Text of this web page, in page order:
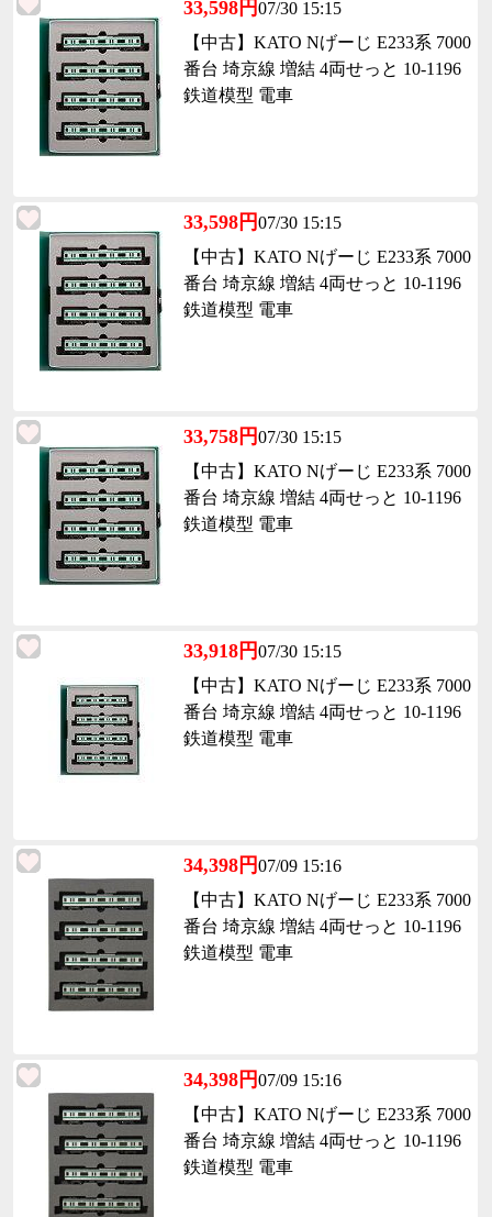
33,598円07/30 15:15
【中古】KATO Nげーじ E233系 7000
番台 埼京線 増結 4両せっと 10-1196
鉄道模型 電車
33,598円07/30 15:15
【中古】KATO Nげーじ E233系 7000
番台 埼京線 増結 4両せっと 10-1196
鉄道模型 電車
33,758円07/30 15:15
【中古】KATO Nげーじ E233系 7000
番台 埼京線 増結 4両せっと 10-1196
鉄道模型 電車
33,918円07/30 15:15
【中古】KATO Nげーじ E233系 7000
番台 埼京線 増結 4両せっと 10-1196
鉄道模型 電車
34,398円07/09 15:16
【中古】KATO Nげーじ E233系 7000
番台 埼京線 増結 4両せっと 10-1196
鉄道模型 電車
34,398円07/09 15:16
【中古】KATO Nげーじ E233系 7000
番台 埼京線 増結 4両せっと 10-1196
鉄道模型 電車